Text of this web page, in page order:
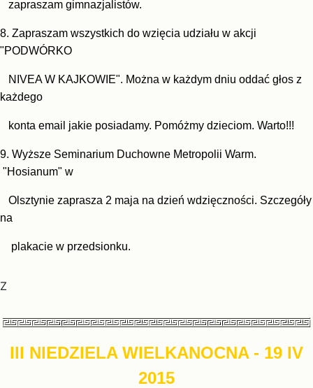
zapraszam gimnazjalistów.
8. Zapraszam wszystkich do wzięcia udziału w akcji
"PODWÓRKO
NIVEA W KAJKOWIE". Można w każdym dniu oddać głos z
każdego
konta email jakie posiadamy. Pomóżmy dzieciom. Warto!!!
9. Wyższe Seminarium Duchowne Metropolii Warm.
"Hosianum" w
Olsztynie zaprasza 2 maja na dzień wdzięczności. Szczegóły
na
plakacie w przedsionku.
Z
III NIEDZIELA WIELKANOCNA - 19 IV
2015